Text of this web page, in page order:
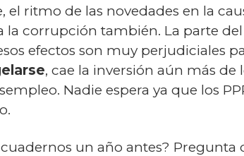
ritmo de las novedades en la
corrupción también. La parte
efectos son muy perjudiciales
, cae la inversión aún más de
Nadie espera ya que los
un año antes? Pregunta